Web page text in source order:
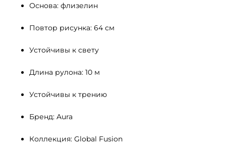
Основа: флизелин
Повтор рисунка: 64 см
Устойчивы к свету
Длина рулона: 10 м
Устойчивы к трению
Бренд: Aura
Коллекция: Global Fusion